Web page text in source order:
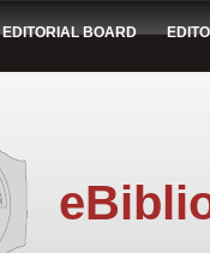
EDITORIAL BOARD